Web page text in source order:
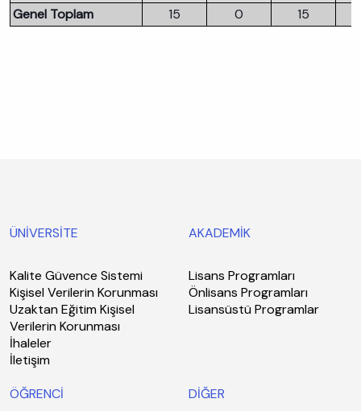
Genel Toplam
15 0 15
ÜNİVERSİTE
Kalite Güvence Sistemi
Kişisel Verilerin Korunması
Uzaktan Eğitim Kişisel
Verilerin Korunması
İhaleler
İletişim
AKADEMİK
Lisans Programları
Önlisans Programları
Lisansüstü Programlar
ÖĞRENCİ DİĞER